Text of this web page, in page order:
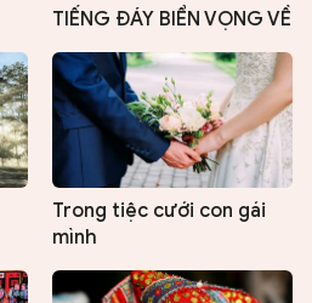
TIẾNG ĐÁY BIỂN VỌNG VỀ
Trong tiệc cưới con gái
mình